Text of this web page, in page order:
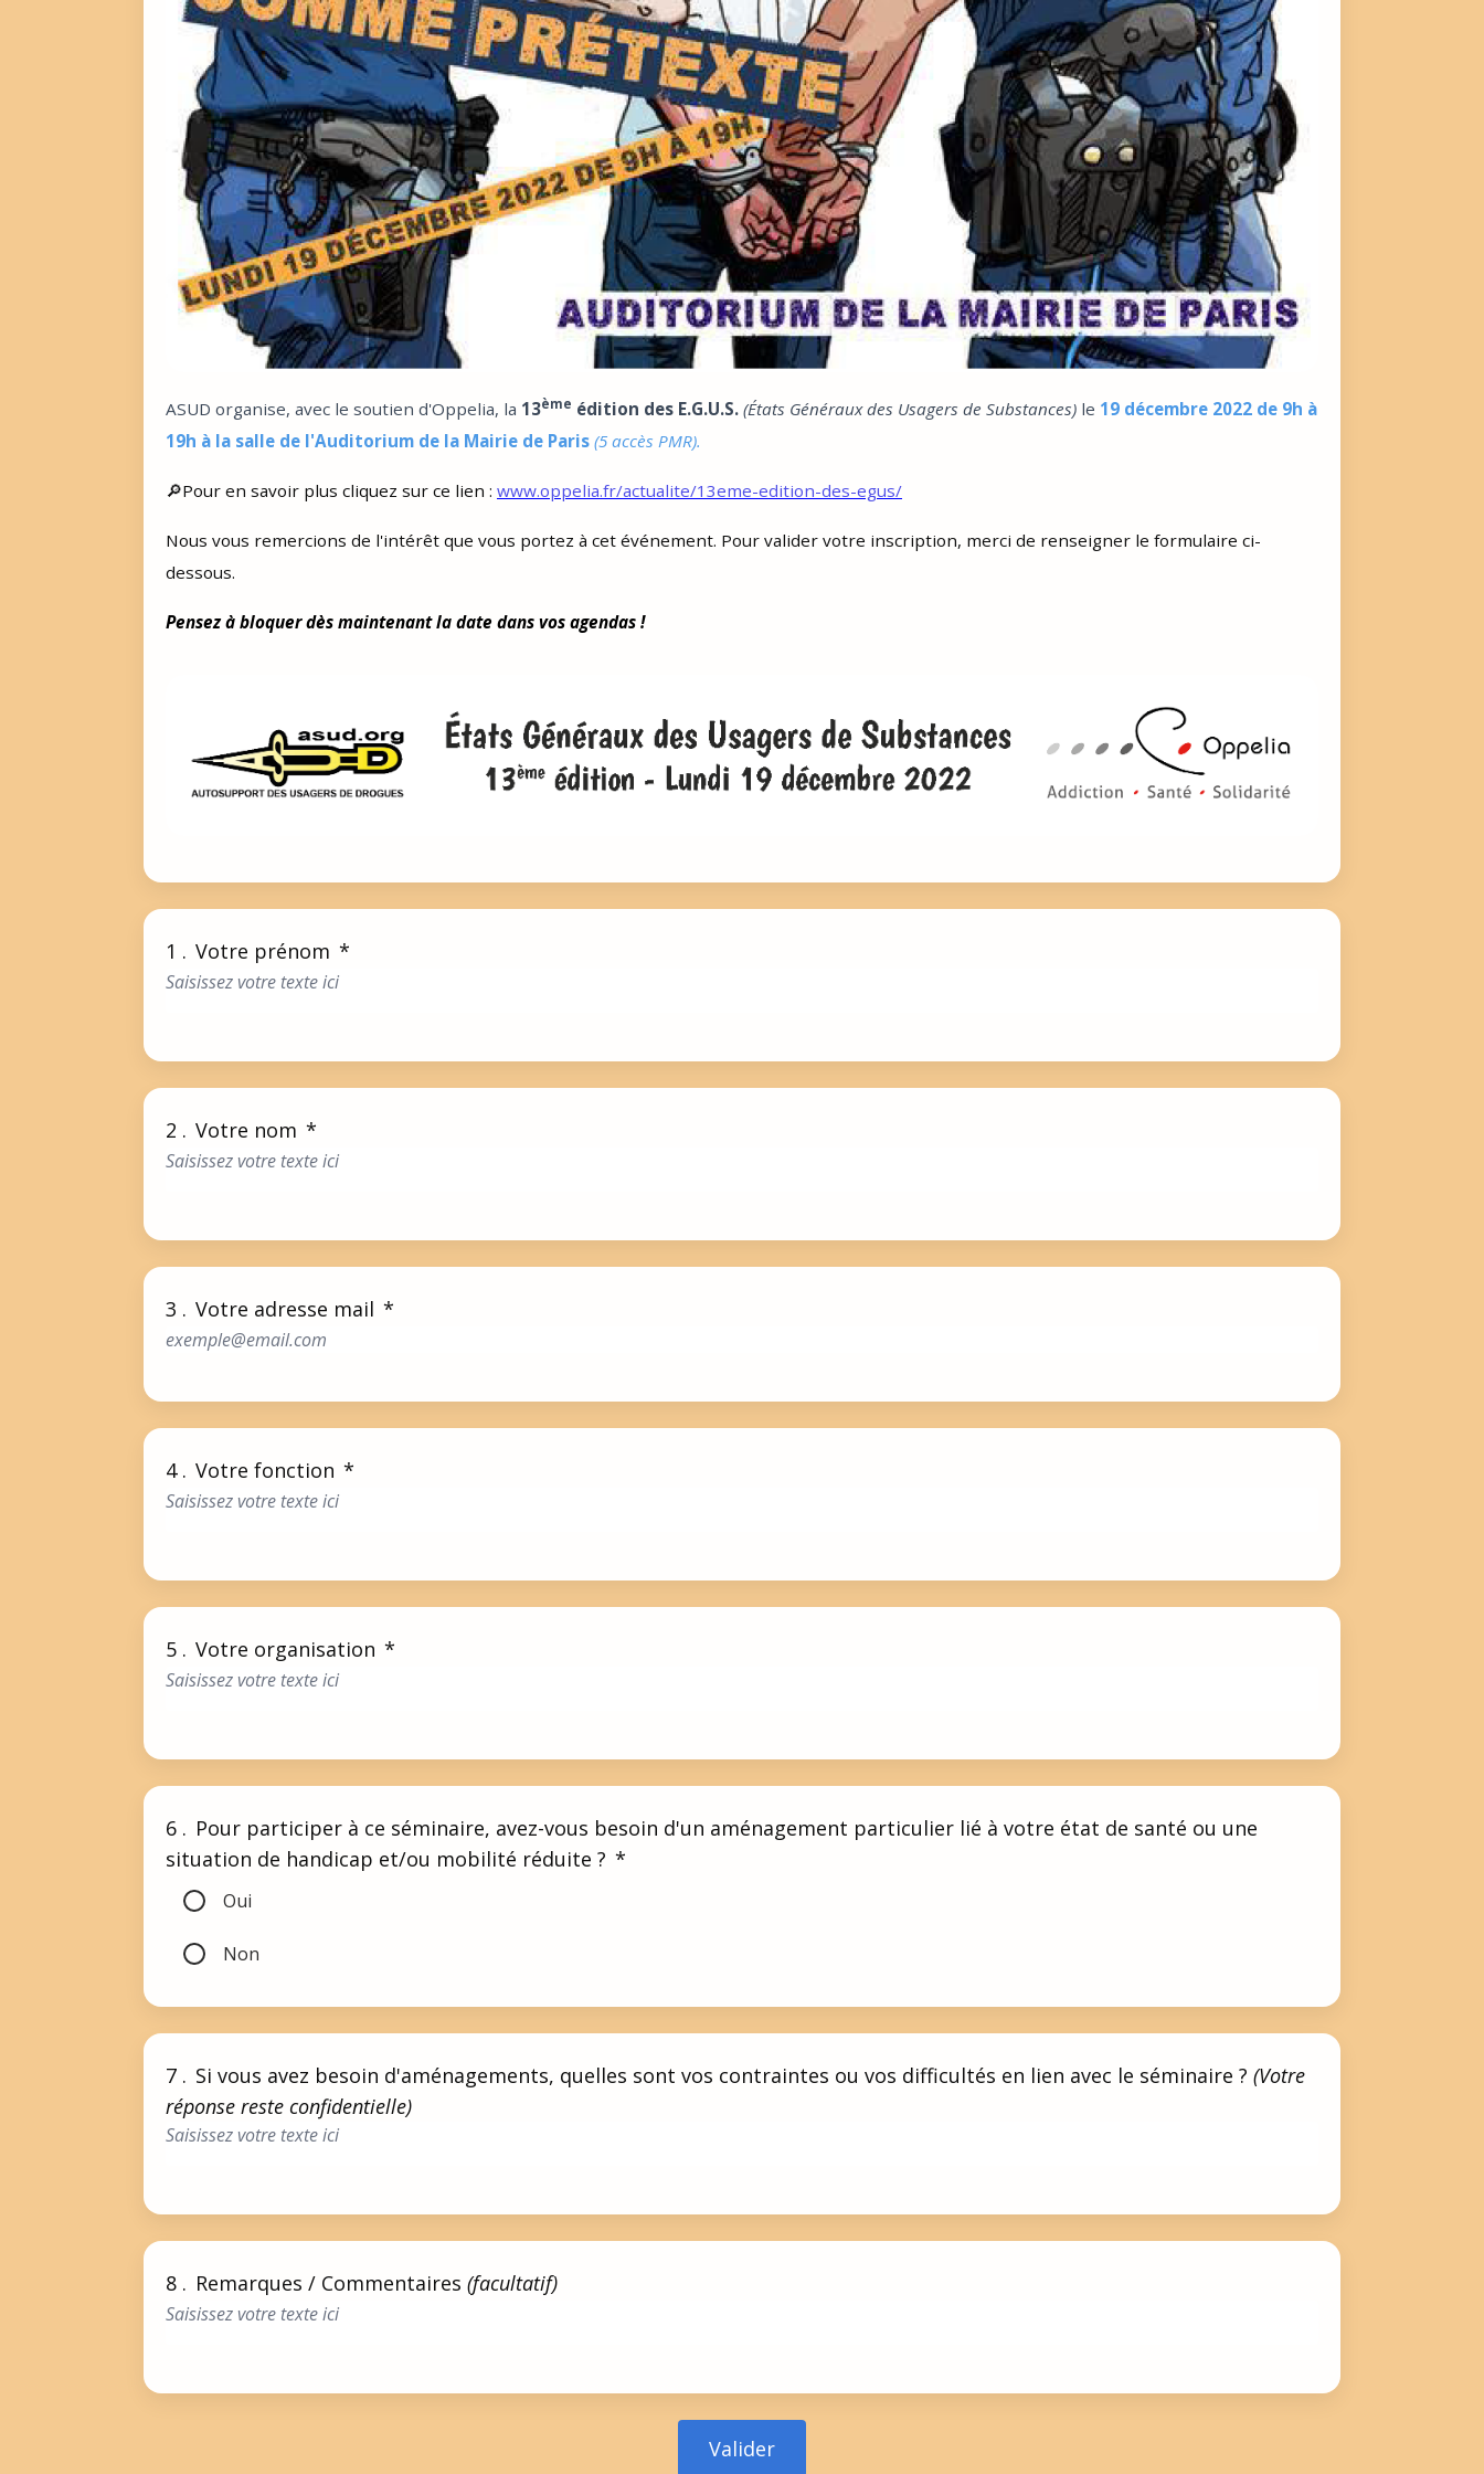
ASUD organise, avec le soutien d'Oppelia, la 13ème édition des E.G.U.S. (États Généraux des Usagers de Substances) le 19 décembre 2022 de 9h à
19h à la salle de l'Auditorium de la Mairie de Paris (5 accès PMR).
🔎Pour en savoir plus cliquez sur ce lien : www.oppelia.fr/actualite/13eme-edition-des-egus/
Nous vous remercions de l'intérêt que vous portez à cet événement. Pour valider votre inscription, merci de renseigner le formulaire ci-
dessous.
Pensez à bloquer dès maintenant la date dans vos agendas !
1 . Votre prénom *
2 . Votre nom *
3 . Votre adresse mail *
4 . Votre fonction *
5 . Votre organisation *
6 . Pour participer à ce séminaire, avez-vous besoin d'un aménagement particulier lié à votre état de santé ou une
situation de handicap et/ou mobilité réduite ? *
Oui
Non
7 . Si vous avez besoin d'aménagements, quelles sont vos contraintes ou vos difficultés en lien avec le séminaire ? (Votre
réponse reste confidentielle)
8 . Remarques / Commentaires (facultatif)
Valider